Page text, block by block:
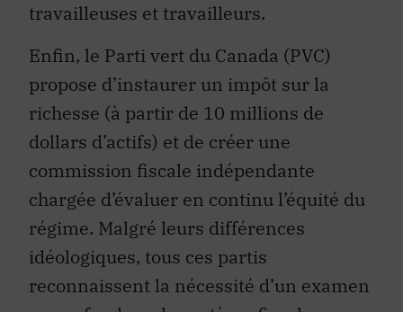
travailleuses et travailleurs.
Enfin, le Parti vert du Canada (PVC)
propose d’instaurer un impôt sur la
richesse (à partir de 10 millions de
dollars d’actifs) et de créer une
commission fiscale indépendante
chargée d’évaluer en continu l’équité du
régime. Malgré leurs différences
idéologiques, tous ces partis
reconnaissent la nécessité d’un examen